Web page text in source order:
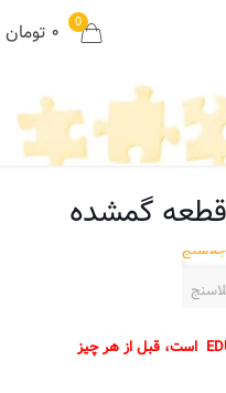
0 ۰ تومان
گمشده
اگر پازل شما ساخت شرکت ادوکا EDUCA است، قبل از هر چیز